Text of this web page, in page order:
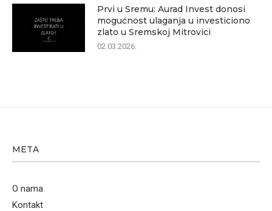
Prvi u Sremu: Aurad Invest donosi
mogućnost ulaganja u investiciono
zlato u Sremskoj Mitrovici
02.03.2026.
META
O nama
Kontakt